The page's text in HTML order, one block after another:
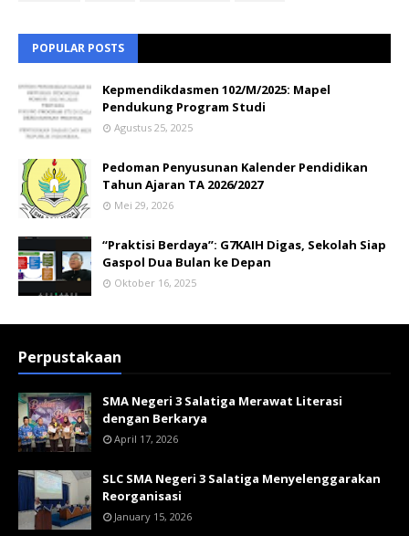
POPULAR POSTS
Kepmendikdasmen 102/M/2025: Mapel
Pendukung Program Studi
Agustus 25, 2025
Pedoman Penyusunan Kalender Pendidikan
Tahun Ajaran TA 2026/2027
Mei 29, 2026
“Praktisi Berdaya”: G7KAIH Digas, Sekolah Siap
Gaspol Dua Bulan ke Depan
Oktober 16, 2025
Perpustakaan
SMA Negeri 3 Salatiga Merawat Literasi
dengan Berkarya
April 17, 2026
SLC SMA Negeri 3 Salatiga Menyelenggarakan
Reorganisasi
January 15, 2026